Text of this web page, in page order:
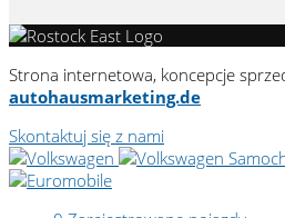
Strona internetowa, koncepcje
autohausmarketing.de
Skontaktuj się z nami